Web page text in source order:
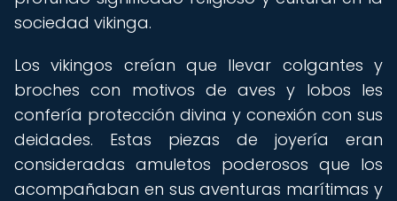
sociedad vikinga.
Los vikingos creían que llevar colgantes y
broches con motivos de aves y lobos les
confería protección divina y conexión con sus
deidades. Estas piezas de joyería eran
consideradas amuletos poderosos que los
acompañaban en sus aventuras marítimas y